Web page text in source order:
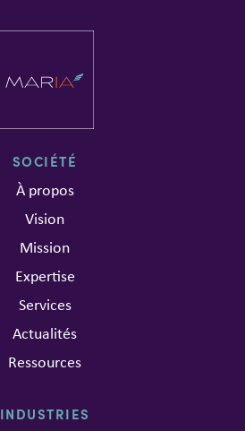
SOCIÉTÉ
À propos
Vision
Mission
Expertise
Services
Actualités
Ressources
INDUSTRIES